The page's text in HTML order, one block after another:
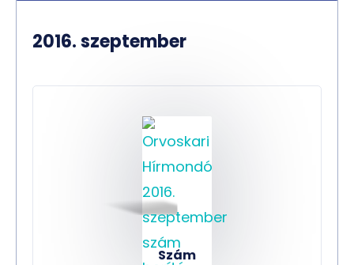
2016. szeptember
Szám